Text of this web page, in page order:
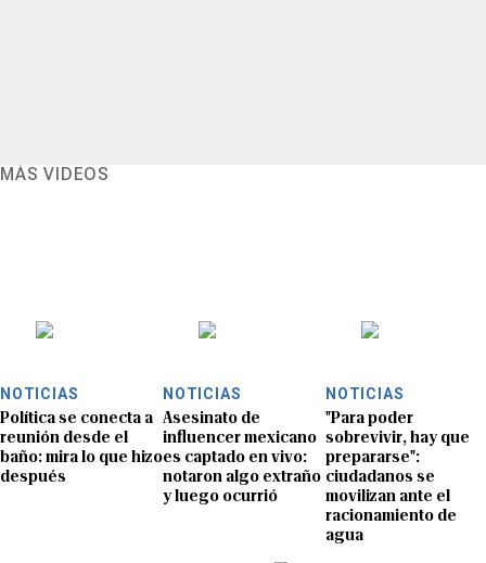
MÁS VIDEOS
NOTICIAS
Política se conecta a
reunión desde el
baño: mira lo que hizo
después
NOTICIAS
Asesinato de
influencer mexicano
es captado en vivo:
notaron algo extraño
y luego ocurrió
NOTICIAS
"Para poder
sobrevivir, hay que
prepararse":
ciudadanos se
movilizan ante el
racionamiento de
agua